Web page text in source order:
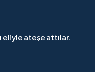
eliyle ateşe attılar.